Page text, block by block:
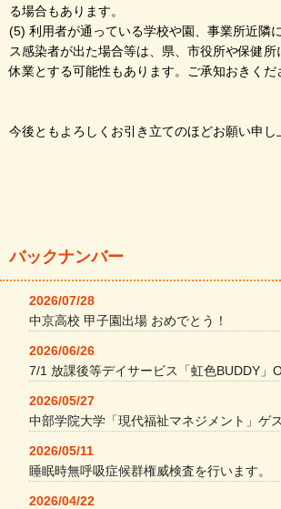
る場合もあります。
(5) 利用者が通っている学校や園、事業所近隣
ス感染者が出た場合等は、県、市役所や保健
休業とする可能性もあります。ご承知おきくだ
今後ともよろしくお引き立てのほどお願い申し
バックナンバー
2026/07/28
中京高校 甲子園出場 おめでとう！
2026/06/26
7/1 放課後等デイサービス「虹色BUDDY」
2026/05/27
中部学院大学「現代福祉マネジメント」ゲ
2026/05/11
睡眠時無呼吸症候群権威検査を行います。
2026/04/22